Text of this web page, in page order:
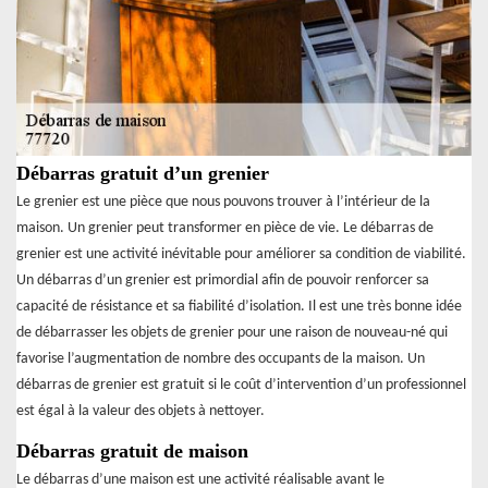
Débarras gratuit d’un grenier
Le grenier est une pièce que nous pouvons trouver à l’intérieur de la
maison. Un grenier peut transformer en pièce de vie. Le débarras de
grenier est une activité inévitable pour améliorer sa condition de viabilité.
Un débarras d’un grenier est primordial afin de pouvoir renforcer sa
capacité de résistance et sa fiabilité d’isolation. Il est une très bonne idée
de débarrasser les objets de grenier pour une raison de nouveau-né qui
favorise l’augmentation de nombre des occupants de la maison. Un
débarras de grenier est gratuit si le coût d’intervention d’un professionnel
est égal à la valeur des objets à nettoyer.
Débarras gratuit de maison
Le débarras d’une maison est une activité réalisable avant le